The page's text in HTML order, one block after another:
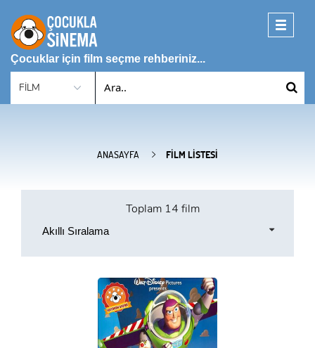
Toggle
Çocuklar için film seçme rehberiniz...
ANASAYFA FILM LISTESI
Toplam 14 film
Akıllı Sıralama